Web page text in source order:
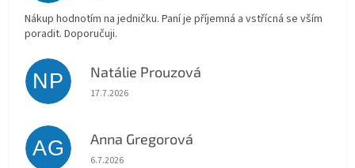
Nákup hodnotím na jedničku. Paní je příjemná a vstřícná se vším
poradit. Doporučuji.
NP Natálie Prouzová
Hodnocení obchodu je 5 z 5 hvězdiček.
17.7.2026
AG Anna Gregorová
Hodnocení obchodu je 5 z 5 hvězdiček.
6.7.2026